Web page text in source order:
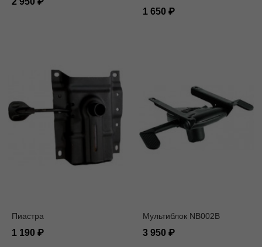
1 650
Пиастра
1 190
Мультиблок NB002B
3 950